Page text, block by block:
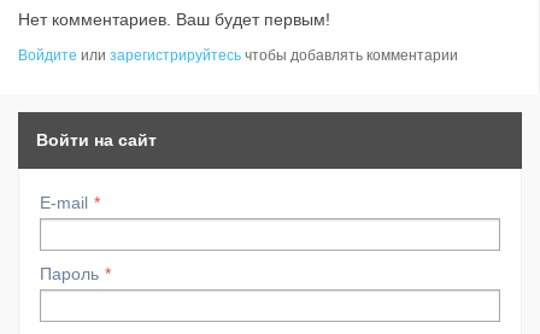
Нет комментариев. Ваш будет первым!
Войдите или зарегистрируйтесь чтобы добавлять комментарии
Войти на сайт
E-mail
Пароль